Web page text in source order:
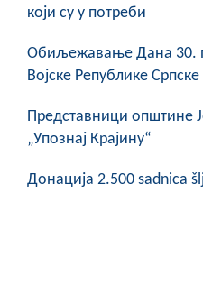
који су у потреби
Обиљежавање Данa 30.
Војске Републике Српске
Представници општине
„Упознај Крајину“
Донација 2.500 sadnica